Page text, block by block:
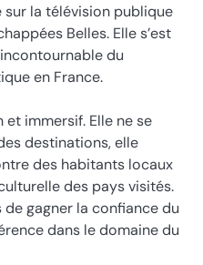
la télévision publique
Belles. Elle s’est
du
en France.
immersif. Elle ne se
destinations, elle
des habitants locaux
des pays visités.
gagner la confiance du
dans le domaine du